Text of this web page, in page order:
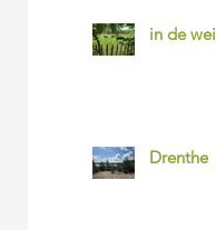
in de wei
Drenthe